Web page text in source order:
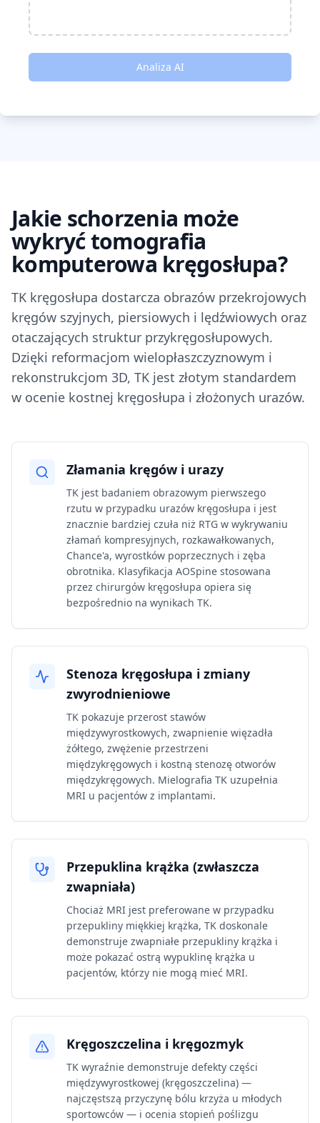
Analiza AI
Jakie schorzenia może
wykryć tomografia
komputerowa kręgosłupa?
TK kręgosłupa dostarcza obrazów przekrojowych
kręgów szyjnych, piersiowych i lędźwiowych oraz
otaczających struktur przykręgosłupowych.
Dzięki reformacjom wielopłaszczyznowym i
rekonstrukcjom 3D, TK jest złotym standardem
w ocenie kostnej kręgosłupa i złożonych urazów.
Złamania kręgów i urazy
TK jest badaniem obrazowym pierwszego
rzutu w przypadku urazów kręgosłupa i jest
znacznie bardziej czuła niż RTG w wykrywaniu
złamań kompresyjnych, rozkawałkowanych,
Chance'a, wyrostków poprzecznych i zęba
obrotnika. Klasyfikacja AOSpine stosowana
przez chirurgów kręgosłupa opiera się
bezpośrednio na wynikach TK.
Stenoza kręgosłupa i zmiany
zwyrodnieniowe
TK pokazuje przerost stawów
międzywyrostkowych, zwapnienie więzadła
żółtego, zwężenie przestrzeni
międzykręgowych i kostną stenozę otworów
międzykręgowych. Mielografia TK uzupełnia
MRI u pacjentów z implantami.
Przepuklina krążka (zwłaszcza
zwapniała)
Chociaż MRI jest preferowane w przypadku
przepukliny miękkiej krążka, TK doskonale
demonstruje zwapniałe przepukliny krążka i
może pokazać ostrą wypuklinę krążka u
pacjentów, którzy nie mogą mieć MRI.
Kręgoszczelina i kręgozmyk
TK wyraźnie demonstruje defekty części
międzywyrostkowej (kręgoszczelina) —
najczęstszą przyczynę bólu krzyża u młodych
sportowców — i ocenia stopień poślizgu